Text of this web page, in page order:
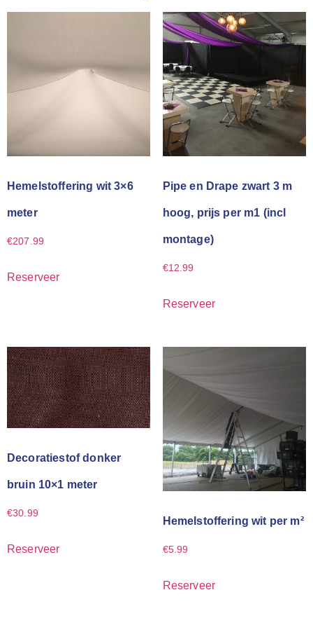
Hemelstoffering wit 3×6
meter
€207.99
Reserveer
Pipe en Drape zwart 3 m
hoog, prijs per m1 (incl
montage)
€12.99
Reserveer
Decoratiestof donker
bruin 10×1 meter
€30.99
Reserveer
Hemelstoffering wit per m²
€5.99
Reserveer